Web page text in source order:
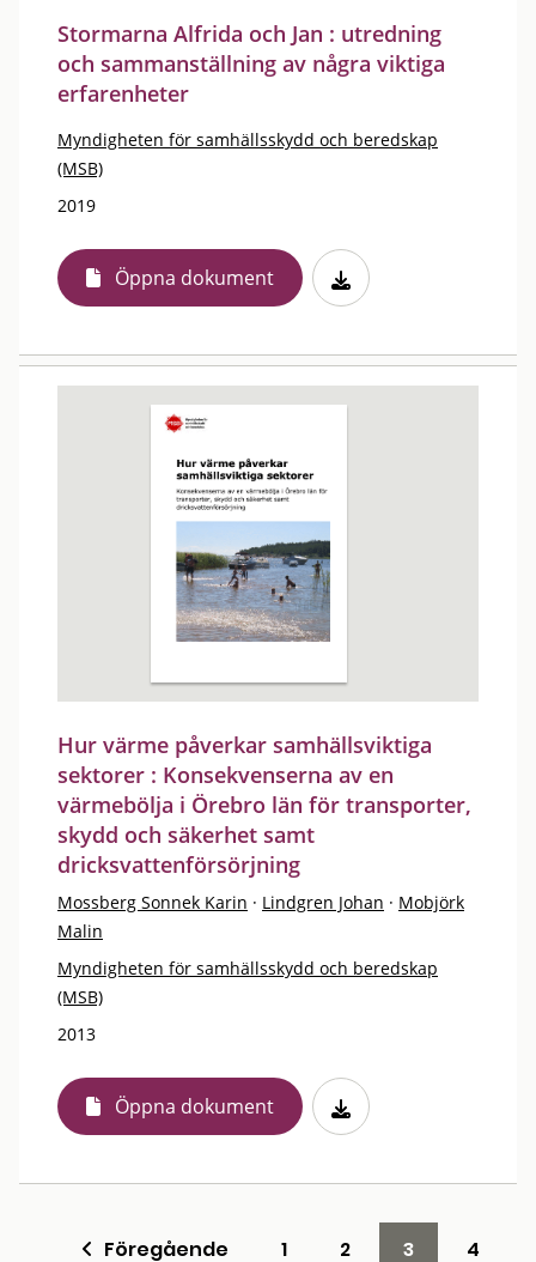
Stormarna Alfrida och Jan : utredning
och sammanställning av några viktiga
erfarenheter
Myndigheten för samhällsskydd och beredskap
(MSB)
2019
Öppna dokument
Hur värme påverkar samhällsviktiga
sektorer : Konsekvenserna av en
värmebölja i Örebro län för transporter,
skydd och säkerhet samt
dricksvattenförsörjning
Mossberg Sonnek Karin · Lindgren Johan · Mobjörk
Malin
Myndigheten för samhällsskydd och beredskap
(MSB)
2013
Öppna dokument
Föregående 1 2 3
4